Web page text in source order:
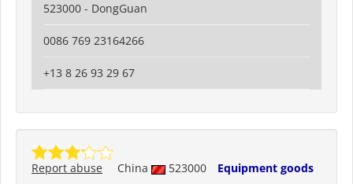
523000 - DongGuan
0086 769 23164266
+13 8 26 93 29 67
China 523000 Equipment goods
Report abuse